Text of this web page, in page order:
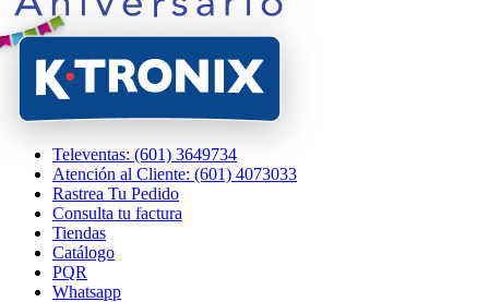
Televentas: (601) 3649734
Atención al Cliente: (601) 4073033
Rastrea Tu Pedido
Consulta tu factura
Tiendas
Catálogo
PQR
Whatsapp